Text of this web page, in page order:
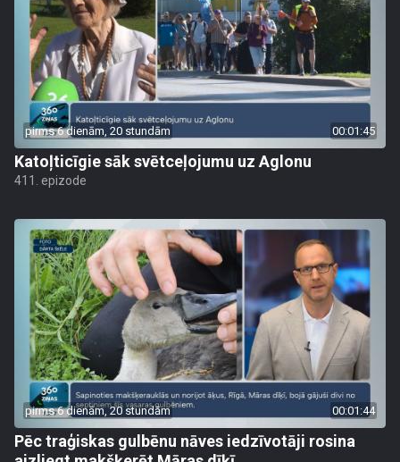
pirms 6 dienām, 20 stundām 00:01:45
Katoļticīgie sāk svētceļojumu uz Aglonu
411. epizode
pirms 6 dienām, 20 stundām 00:01:44
Pēc traģiskas gulbēnu nāves iedzīvotāji rosina